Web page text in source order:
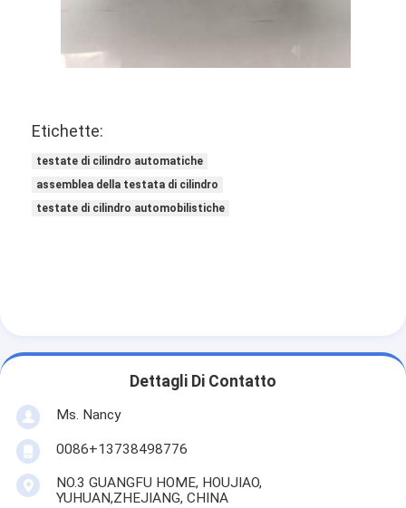
Etichette:
testate di cilindro automatiche
assemblea della testata di cilindro
testate di cilindro automobilistiche
Dettagli Di Contatto
Ms. Nancy
0086+13738498776
NO.3 GUANGFU HOME, HOUJIAO,
YUHUAN,ZHEJIANG, CHINA